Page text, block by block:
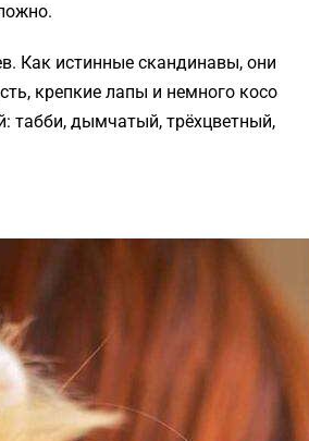
Как истинные скандинавы, они
крепкие лапы и немного косо
табби, дымчатый, трёхцветный,